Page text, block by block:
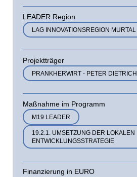
LEADER Region
LAG INNOVATIONSREGION MURTAL
Projektträger
PRANKHERWIRT - PETER DIETRICH
Maßnahme im Programm
M19 LEADER
19.2.1. UMSETZUNG DER LOKALEN
ENTWICKLUNGSSTRATEGIE
Finanzierung in EURO